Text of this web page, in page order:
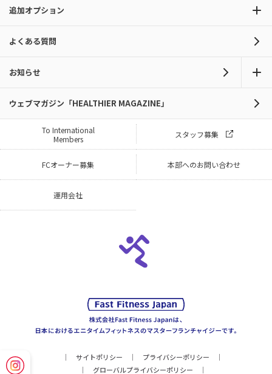
追加オプション
よくある質問
お知らせ
ウェブマガジン「HEALTHIER MAGAZINE」
To International
Members
スタッフ募集
FCオーナー募集 本部へのお問い合わせ
運用会社
サイトポリシー
プライバシーポリシー
グローバルプライバシーポリシー